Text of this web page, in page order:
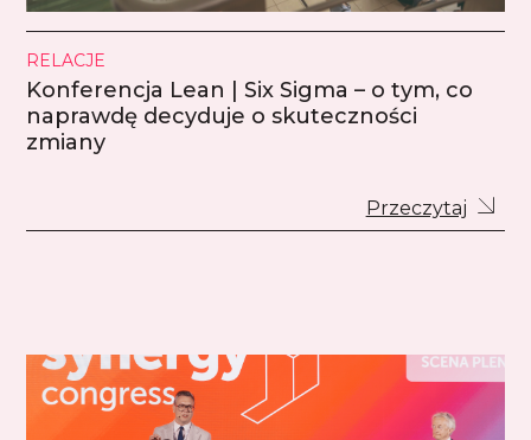
RELACJE
Konferencja Lean | Six Sigma – o tym, co
naprawdę decyduje o skuteczności
zmiany
Przeczytaj